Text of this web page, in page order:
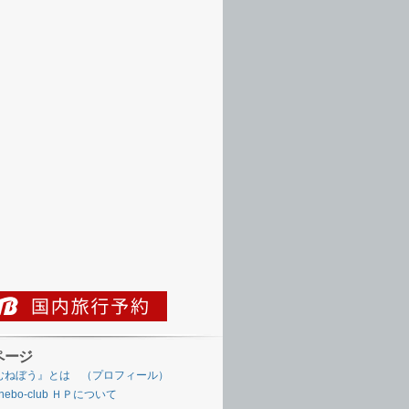
ージ
ねぼう』とは （プロフィール）
club ＨＰについて